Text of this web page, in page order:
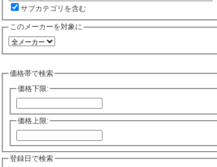
サブカテゴリを含む
このメーカーを対象に
価格帯で検索
価格下限:
価格上限:
登録日で検索